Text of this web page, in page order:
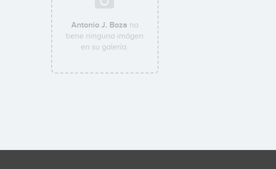
Antonio J. Boza no
tiene ninguna imágen
en su galería.